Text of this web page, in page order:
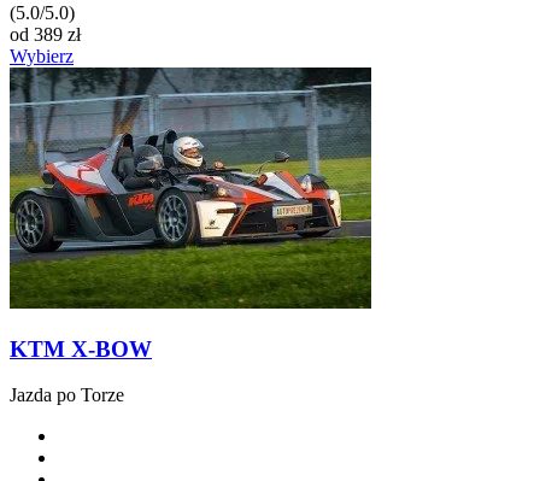
(5.0/5.0)
od 389 zł
Wybierz
KTM X-BOW
Jazda po Torze